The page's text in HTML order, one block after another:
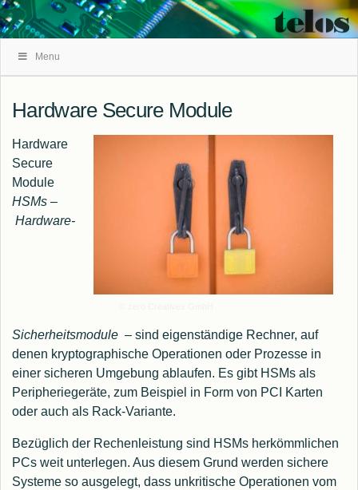
Navigation
Menu
Hardware Secure Module
Hardware
Secure
Module
HSMs –
Hardware-
Sicherheitsmodule – sind eigenständige Rechner, auf
denen kryptographische Operationen oder Prozesse in
einer sicheren Umgebung ablaufen. Es gibt HSMs als
Peripheriegeräte, zum Beispiel in Form von PCI Karten
oder auch als Rack-Variante.
Bezüglich der Rechenleistung sind HSMs herkömmlichen
PCs weit unterlegen. Aus diesem Grund werden sichere
Systeme so ausgelegt, dass unkritische Operationen vom